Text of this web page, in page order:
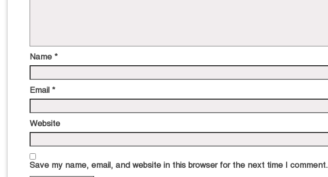
Name *
Email *
Website
Save my name, email, and website in this browser for the next time I comment.